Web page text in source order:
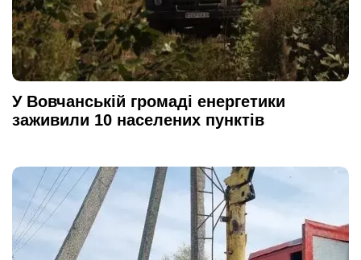
У Вовчанській громаді енергетики
заживили 10 населених пунктів